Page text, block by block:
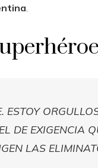
.
ESTOY
DE EXIGENCIA
LAS